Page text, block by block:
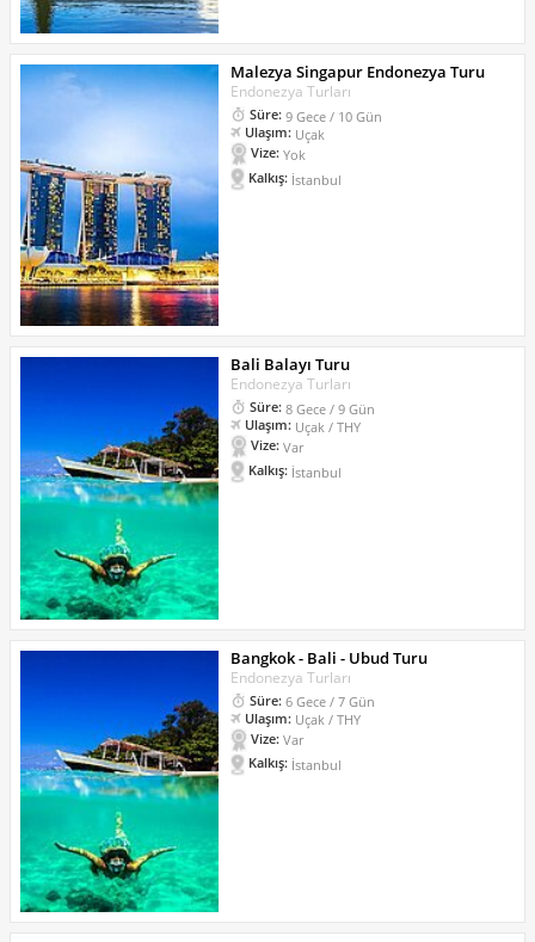
Malezya Singapur Endonezya Turu
Endonezya Turları
Süre: 9 Gece / 10 Gün
Ulaşım: Uçak
Vize: Yok
Kalkış: İstanbul
Bali Balayı Turu
Endonezya Turları
Süre: 8 Gece / 9 Gün
Ulaşım: Uçak / THY
Vize: Var
Kalkış: İstanbul
Bangkok - Bali - Ubud Turu
Endonezya Turları
Süre: 6 Gece / 7 Gün
Ulaşım: Uçak / THY
Vize: Var
Kalkış: İstanbul